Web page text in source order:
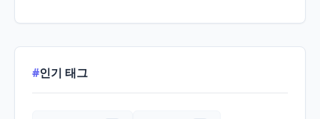
#인기 태그